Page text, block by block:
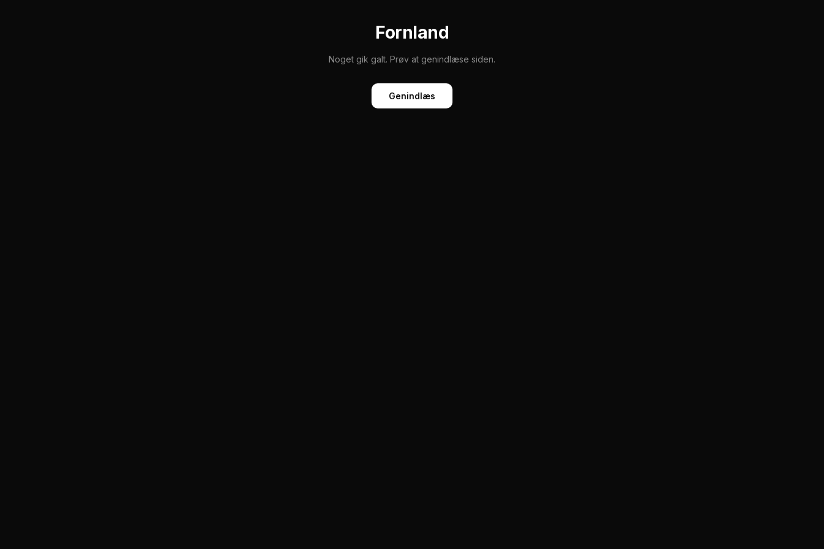
Fornland
Noget gik galt. Prøv at genindlæse siden.
Genindlæs